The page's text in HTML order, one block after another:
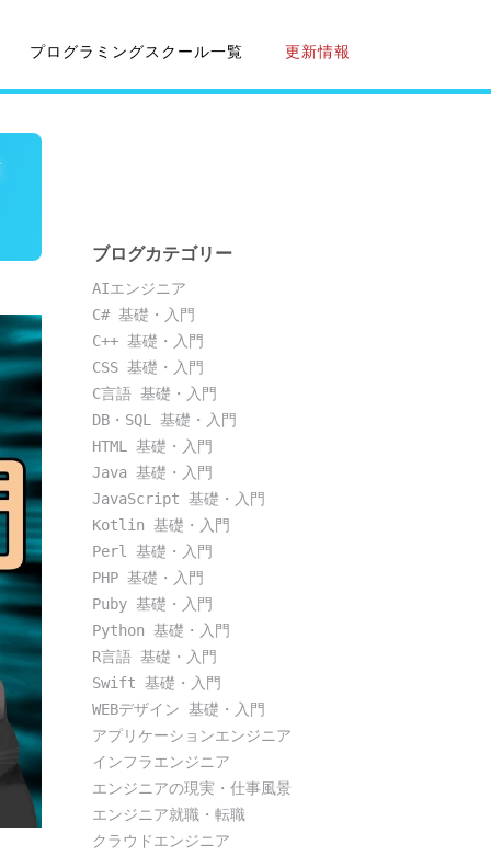
プログラミングスクール一覧 更新情報
ブログカテゴリー
AIエンジニア
C# 基礎・入門
C++ 基礎・入門
CSS 基礎・入門
C言語 基礎・入門
DB・SQL 基礎・入門
HTML 基礎・入門
Java 基礎・入門
JavaScript 基礎・入門
Kotlin 基礎・入門
Perl 基礎・入門
PHP 基礎・入門
Puby 基礎・入門
Python 基礎・入門
R言語 基礎・入門
Swift 基礎・入門
WEBデザイン 基礎・入門
アプリケーションエンジニア
インフラエンジニア
エンジニアの現実・仕事風景
エンジニア就職・転職
クラウドエンジニア